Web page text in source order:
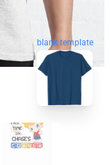
blank template